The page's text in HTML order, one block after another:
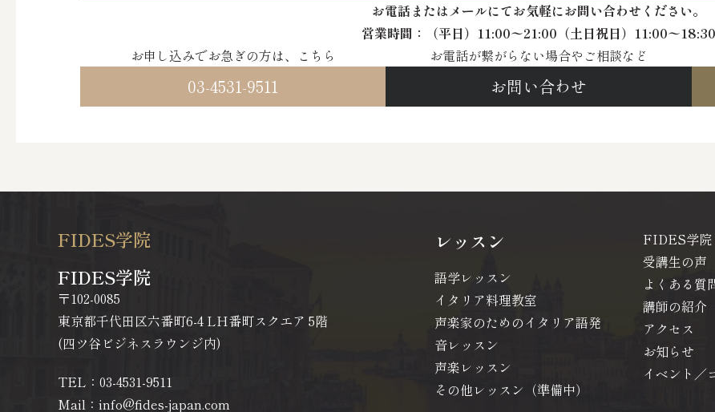
お電話またはメールにてお気軽にお問い合わせください。
営業時間：
（平日）11:00〜21:00 （土日祝日）11:00〜18:30
お申し込みでお急ぎの方は、こちら
03-4531-9511
お電話が繋がらない場合やご相談など
お問い合わせ
FIDES学院
FIDES学院
〒102-0085
東京都千代田区六番町6-4 LH番町スクエア 5階
(四ツ谷ビジネスラウンジ内)
TEL：03-4531-9511
Mail：info@fides-japan.com
レッスン
語学レッスン
イタリア料理教室
声楽家のためのイタリア語発
音レッスン
声楽レッスン
その他レッスン（準備中）
FIDES学院
受講生の声
よくある質
講師の紹介
アクセス
お知らせ
イベント／